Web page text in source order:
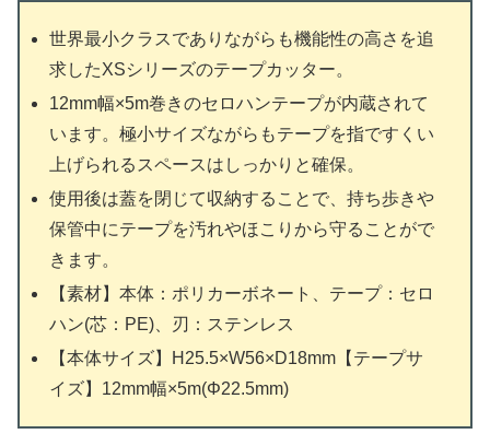
世界最小クラスでありながらも機能性の高さを追
求したXSシリーズのテープカッター。
12mm幅×5m巻きのセロハンテープが内蔵されて
います。極小サイズながらもテープを指ですくい
上げられるスペースはしっかりと確保。
使用後は蓋を閉じて収納することで、持ち歩きや
保管中にテープを汚れやほこりから守ることがで
きます。
【素材】本体：ポリカーボネート、テープ：セロ
ハン(芯：PE)、刃：ステンレス
【本体サイズ】H25.5×W56×D18mm【テープサ
イズ】12mm幅×5m(Φ22.5mm)